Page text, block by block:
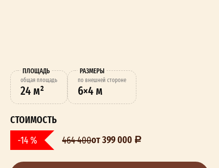
ПЛОЩАДЬ
oбщая площадь
24 м²
РАЗМЕРЫ
по внешней стороне
6×4 м
СТОИМОСТЬ
-14 % 464 400от 399 000